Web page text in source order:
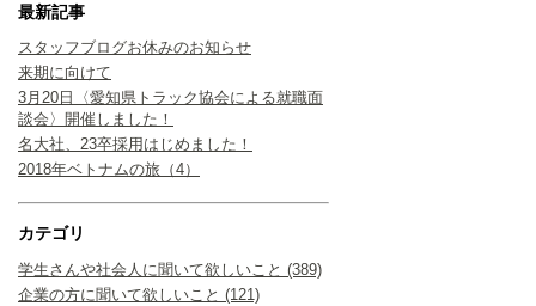
最新記事
スタッフブログお休みのお知らせ
来期に向けて
3月20日〈愛知県トラック協会による就職面
談会〉開催しました！
名大社、23卒採用はじめました！
2018年ベトナムの旅（4）
カテゴリ
学生さんや社会人に聞いて欲しいこと (389)
企業の方に聞いて欲しいこと (121)